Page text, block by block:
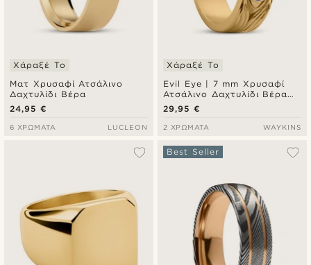
Ματ Χρυσαφί Ατσάλινο
Δαχτυλίδι Βέρα
Χάραξέ Το
24,95 €
6 ΧΡΏΜΑΤΑ LUCLEON
Evil Eye | 7 mm Χρυσαφί
Ατσάλινο Δαχτυλίδι Βέρα
με Σκούρο Μπλε Ματάκι
Χάραξέ Το
29,95 €
2 ΧΡΏΜΑΤΑ WAYKINS
Best Seller